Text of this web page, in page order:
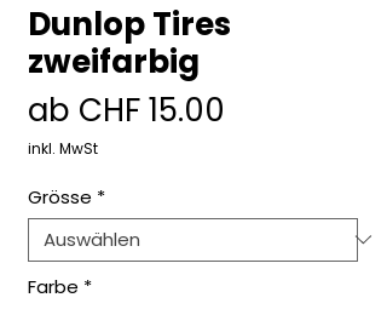
Dunlop Tires
zweifarbig
ab CHF 15.00
inkl. MwSt
Grösse *
Farbe *